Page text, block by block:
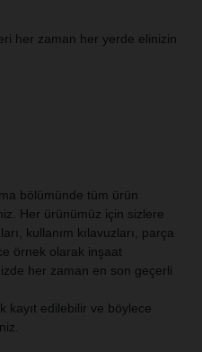
her zaman her yerde elinizin
bölümünde tüm ürün
Her ürünümüz için sizlere
kullanım kılavuzları, parça
örnek olarak inşaat
her zaman en son geçerli
kayıt edilebilir ve böylece